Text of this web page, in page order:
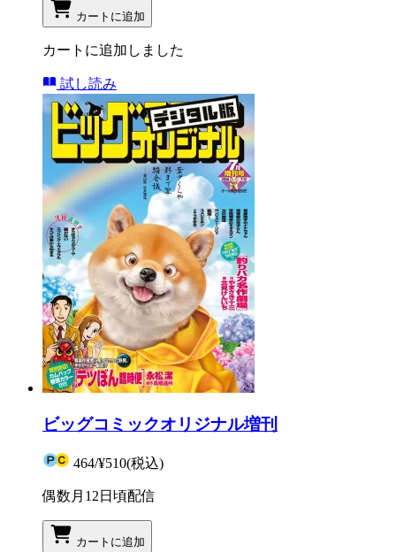
カートに追加
カートに追加しました
試し読み
ビッグコミックオリジナル増刊
464/¥510(税込)
偶数月12日頃配信
カートに追加